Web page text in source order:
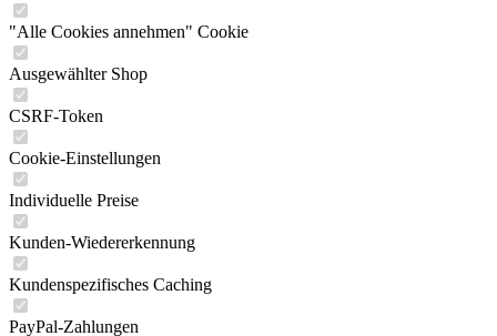
"Alle Cookies annehmen" Cookie
Ausgewählter Shop
CSRF-Token
Cookie-Einstellungen
Individuelle Preise
Kunden-Wiedererkennung
Kundenspezifisches Caching
PayPal-Zahlungen